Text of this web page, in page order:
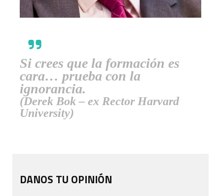
Si crees que la formación es
cara… prueba con la
ignorancia.
(Derek Bok – ex Rector Harvard
University)
DANOS TU OPINIÓN